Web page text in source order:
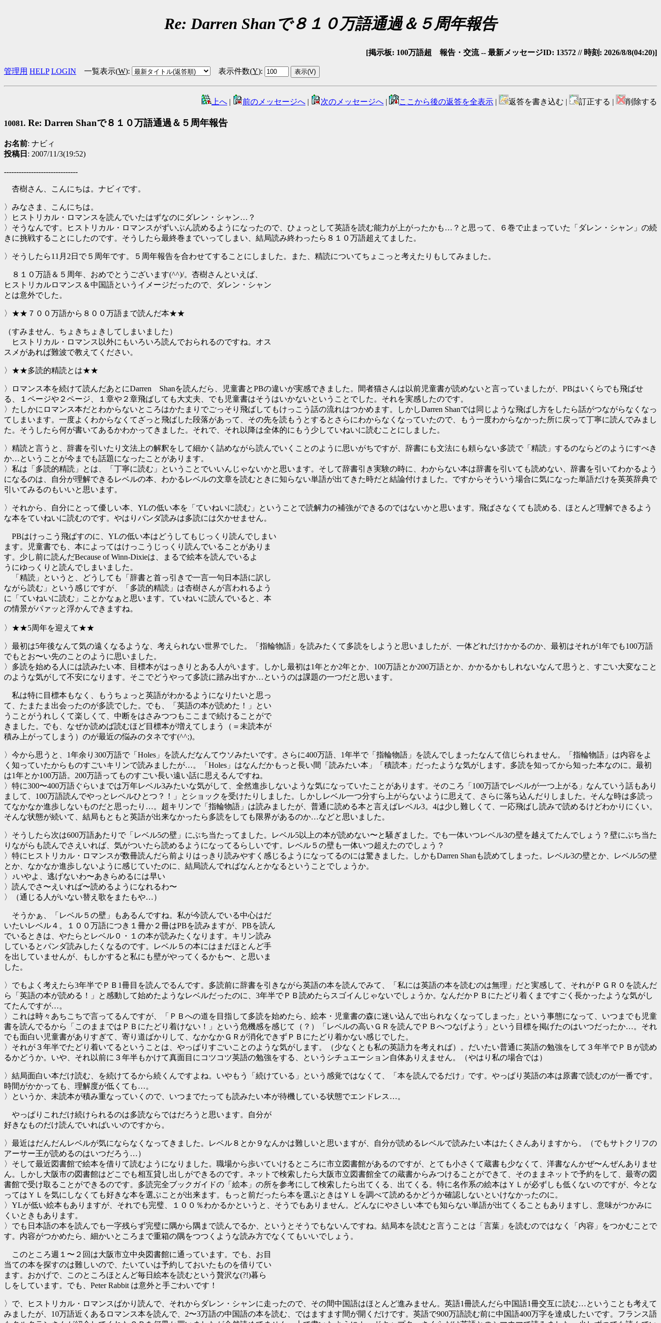
Re: Darren Shanで８１０万語通過＆５周年報告
[掲示板: 100万語超 報告・交流 -- 最新メッセージID: 13572 // 時刻: 2026/8/8(04:20)]
管理用 HELP LOGIN 一覧表示(W): 表示件数(Y):
上へ | 前のメッセージへ | 次のメッセージへ | ここから後の返答を全表示 | 返答を書き込む | 訂正する | 削除する
10081. Re: Darren Shanで８１０万語通過＆５周年報告
お名前: ナビィ
投稿日 : 2007/11/3(19:52)
------------------------------
杏樹さん、こんにちは。ナビィです。
〉みなさま、こんにちは。
〉ヒストリカル・ロマンスを読んでいたはずなのにダレン・シャン…？
〉そうなんです。ヒストリカル・ロマンスがずいぶん読めるようになったので、ひょっとして英語を読む能力が上がったかも…？と思って、６巻で止まっていた「ダレン・シャン」の続
きに挑戦することにしたのです。そうしたら最終巻までいってしまい、結局読み終わったら８１０万語超えてました。
〉そうしたら11月2日で５周年です。５周年報告を合わせてすることにしました。また、精読についてちょこっと考えたりもしてみました。
８１０万語＆５周年、おめでとうございます(^^)/。杏樹さんといえば、
ヒストリカルロマンス＆中国語というイメージだったので、ダレン・シャン
とは意外でした。
〉★★７００万語から８００万語まで読んだ本★★
（すみません、ちょきちょきしてしまいました）
ヒストリカル・ロマンス以外にもいろいろ読んでおられるのですね。オス
スメがあれば難波で教えてください。
〉★★多読的精読とは★★
〉ロマンス本を続けて読んだあとにDarren Shanを読んだら、児童書とPBの違いが実感できました。間者猫さんは以前児童書が読めないと言っていましたが、PBはいくらでも飛ばせ
る、１ページや２ページ、１章や２章飛ばしても大丈夫、でも児童書はそうはいかないということでした。それを実感したのです。
〉たしかにロマンス本だとわからないところはかたまりでごっそり飛ばしてもけっこう話の流れはつかめます。しかしDarren Shanでは同じような飛ばし方をしたら話がつながらなくなっ
てしまいます。一度よくわからなくてざっと飛ばした段落があって、その先を読もうとするとさらにわからなくなっていたので、もう一度わからなかった所に戻って丁寧に読んでみまし
た。そうしたら何が書いてあるかわかってきました。それで、それ以降は全体的にもう少していねいに読むことにしました。
〉精読と言うと、辞書を引いたり文法上の解釈をして細かく詰めながら読んでいくことのように思いがちですが、辞書にも文法にも頼らない多読で「精読」するのならどのようにすべき
か…ということが今までも話題になったことがあります。
〉私は「多読的精読」とは、「丁寧に読む」ということでいいんじゃないかと思います。そして辞書引き実験の時に、わからない本は辞書を引いても読めない、辞書を引いてわかるよう
になるのは、自分が理解できるレベルの本、わかるレベルの文章を読むときに知らない単語が出てきた時だと結論付けました。ですからそういう場合に気になった単語だけを英英辞典で
引いてみるのもいいと思います。
〉それから、自分にとって優しい本、YLの低い本を「ていねいに読む」ということで読解力の補強ができるのではないかと思います。飛ばさなくても読める、ほとんど理解できるよう
な本をていねいに読むのです。やはりパンダ読みは多読には欠かせません。
PBはけっこう飛ばすのに、YLの低い本はどうしてもじっくり読んでしまい
ます。児童書でも、本によってはけっこうじっくり読んでいることがありま
す。少し前に読んだBecause of Winn-Dixieは、まるで絵本を読んでいるよ
うにゆっくりと読んでしまいました。
「精読」というと、どうしても「辞書と首っ引きで一言一句日本語に訳し
ながら読む」という感じですが、「多読的精読」は杏樹さんが言われるよう
に「ていねいに読む」ことかなぁと思います。ていねいに読んでいると、本
の情景がパァッと浮かんできますね。
〉★★5周年を迎えて★★
〉最初は5年後なんて気の遠くなるような、考えられない世界でした。「指輪物語」を読みたくて多読をしようと思いましたが、一体どれだけかかるのか、最初はそれが1年でも100万語
でもとお〜い先のことのように思いました。
〉多読を始める人には読みたい本、目標本がはっきりとある人がいます。しかし最初は1年とか2年とか、100万語とか200万語とか、かかるかもしれないなんて思うと、すごい大変なこと
のような気がして不安になります。そこでどうやって多読に踏み出すか…というのは課題の一つだと思います。
私は特に目標本もなく、もうちょっと英語がわかるようになりたいと思っ
て、たまたま出会ったのが多読でした。でも、「英語の本が読めた！」とい
うことがうれしくて楽しくて、中断をはさみつつもここまで続けることがで
きました。でも、なぜか読めば読むほど目標本が増えてしまう（＝未読本が
積み上がってしまう）のが最近の悩みのタネです(^^;)。
〉今から思うと、1年余り300万語で「Holes」を読んだなんてウソみたいです。さらに400万語、1年半で「指輪物語」を読んでしまったなんて信じられません。「指輪物語」は内容をよ
く知っていたからものすごいキリンで読みましたが…。「Holes」はなんだかもっと長い間「読みたい本」「積読本」だったような気がします。多読を知ってから知った本なのに。最初
は1年とか100万語。200万語ってものすごい長い遠い話に思えるんですね。
〉特に300〜400万語ぐらいまでは万年レベル3みたいな気がして、全然進歩しないような気になっていたことがあります。そのころ「100万語でレベルが一つ上がる」なんていう話もあり
まして、100万語読んでやっとレベルひとつ？！」とショックを受けたりしました。しかしレベル一つ分すら上がらないように思えて、さらに落ち込んだりしました。そんな時は多読っ
てなかなか進歩しないものだと思ったり…。超キリンで「指輪物語」は読みましたが、普通に読める本と言えばレベル3。4は少し難しくて、一応飛ばし読みで読めるけどわかりにくい。
そんな状態が続いて、結局もともと英語が出来なかったら多読をしても限界があるのか…などと思いました。
〉そうしたら次は600万語あたりで「レベル5の壁」にぶち当たってました。レベル5以上の本が読めない〜と騒ぎました。でも一体いつレベル3の壁を越えてたんでしょう？壁にぶち当た
りながらも読んでさえいれば、気がついたら読めるようになってるらしいです。レベル５の壁も一体いつ超えたのでしょう？
〉特にヒストリカル・ロマンスが数冊読んだら前よりはっきり読みやすく感じるようになってるのには驚きました。しかもDarren Shanも読めてしまった。レベル3の壁とか、レベル5の壁
とか、なかなか進歩しないように感じていたのに、結局読んでればなんとかなるということでしょうか。
〉♪いやよ、逃げないわ〜あきらめるには早い
〉読んでさ〜えいれば〜読めるようになれるわ〜
〉（通じる人がいない替え歌をまたもや…）
そうかぁ、「レベル５の壁」もあるんですね。私が今読んでいる中心はだ
いたいレベル４。１００万語につき１冊か２冊はPBを読みますが、PBを読ん
でいるときは、やたらとレベル０・１の本が読みたくなります。キリン読み
しているとパンダ読みしたくなるのです。レベル５の本にはまだほとんど手
を出していませんが、もしかすると私にも壁がやってくるかも〜、と思いま
した。
〉でもよく考えたら3年半でＰＢ1冊目を読んでるんです。多読前に辞書を引きながら英語の本を読んでみて、「私には英語の本を読むのは無理」だと実感して、それがＰＧＲ０を読んだ
ら「英語の本が読める！」と感動して始めたようなレベルだったのに、3年半でＰＢ読めたらスゴイんじゃないでしょうか。なんだかＰＢにたどり着くまですごく長かったような気がし
てたんですが…。
〉これは時々あちこちで言ってるんですが、「ＰＢへの道を目指して多読を始めたら、絵本・児童書の森に迷い込んで出られなくなってしまった」という事態になって、いつまでも児童
書を読んでるから「このままではＰＢにたどり着けない！」という危機感を感じて（？）「レベルの高いＧＲを読んでＰＢへつなげよう」という目標を掲げたのはいつだったか…。それ
でも面白い児童書がありすぎて、寄り道ばかりして、なかなかＧＲが消化できずＰＢにたどり着かない感じでした。
〉それが３年半でたどり着いてるということは、やっぱりすごいことのような気がします。（少なくとも私の英語力を考えれば）。だいたい普通に英語の勉強をして３年半でＰＢが読め
るかどうか。いや、それ以前に３年半もかけて真面目にコツコツ英語の勉強をする、というシチュエーション自体ありえません。（やはり私の場合では）
〉結局面白い本だけ読む、を続けてるから続くんですよね。いやもう「続けている」という感覚ではなくて、「本を読んでるだけ」です。やっぱり英語の本は原書で読むのが一番です。
時間がかかっても、理解度が低くても…。
〉というか、未読本が積み重なっていくので、いつまでたっても読みたい本が待機している状態でエンドレス…。
やっぱりこれだけ続けられるのは多読ならではだろうと思います。自分が
好きなものだけ読んでいればいいのですから。
〉最近はだんだんレベルが気にならなくなってきました。レベル８とか９なんかは難しいと思いますが、自分が読めるレベルで読みたい本はたくさんありますから。（でもサトクリフの
アーサー王が読めるのはいつだろう…）
〉そして最近図書館で絵本を借りて読むようになりました。職場から歩いていけるところに市立図書館があるのですが、とても小さくて蔵書も少なくて、洋書なんかぜ〜んぜんありませ
ん。しかし大阪市の図書館はどこでも相互貸し出しができるのです。ネットで検索したら大阪市立図書館全ての蔵書からみつけることができて、そのままネットで予約をして、最寄の図
書館で受け取ることができるのです。多読完全ブックガイドの「絵本」の所を参考にして検索したら出てくる、出てくる。特に名作系の絵本はＹＬが必ずしも低くないのですが、今とな
ってはＹＬを気にしなくても好きな本を選ぶことが出来ます。もっと前だったら本を選ぶときはＹＬを調べて読めるかどうか確認しないといけなかったのに。
〉YLが低い絵本もありますが、それでも完璧、１００％わかるかというと、そうでもありません。どんなにやさしい本でも知らない単語が出てくることもありますし、意味がつかみに
くいときもあります。
〉でも日本語の本を読んでも一字残らず完璧に隅から隅まで読んでるか、というとそうでもないんですね。結局本を読むと言うことは「言葉」を読むのではなく「内容」をつかむことで
す。内容がつかめたら、細かいところまで重箱の隅をつつくような読み方でなくてもいいでしょう。
このところ週１〜２回は大阪市立中央図書館に通っています。でも、お目
当ての本を探すのは難しいので、たいていは予約しておいたものを借りてい
ます。おかげで、このところほとんど毎日絵本を読むという贅沢な(?!)暮ら
しをしています。でも、Peter Rabbit は意外と手ごわいです！
〉で、ヒストリカル・ロマンスばかり読んで、それからダレン・シャンに走ったので、その間中国語はほとんど進みません。英語1冊読んだら中国語1冊交互に読む…ということも考えて
みましたが、10万語近くあるロマンス本を読んで、2〜3万語の中国語の本を読む、ではますます間が開くだけです。英語で900万語読む前に中国語400万字を達成したいです。フランス語